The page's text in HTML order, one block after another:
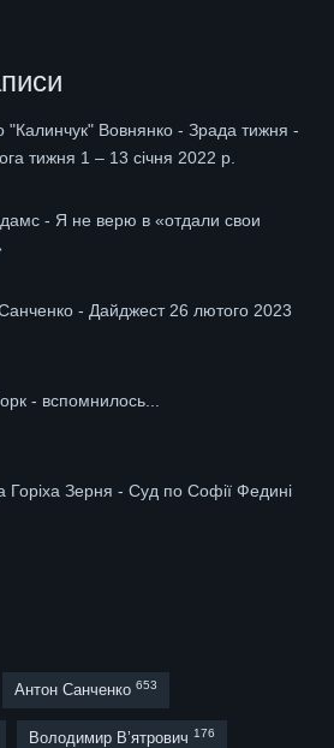
"Калинчук" Вовнянко - Зрада тижня -
тижня 1 – 13 січня 2022 р.
- Я не верю в «отдали свои
- Дайджест 26 лютого 2023
- вспомнилось...
Горіха Зерня - Суд по Софії Федині
Антон Санченко 653
Володимир В’ятрович 176